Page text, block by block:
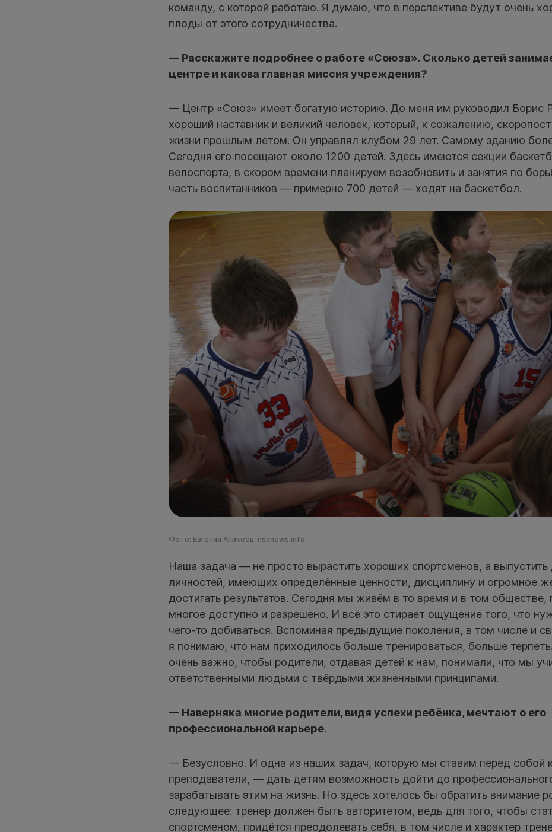
команду, с которой работаю. Я думаю, что в перспективе будут очень
плоды от этого сотрудничества.
— Расскажите подробнее о работе «Союза». Сколько детей
центре и какова главная миссия учреждения?
— Центр «Союз» имеет богатую историю. До меня им руководил Борис
хороший наставник и великий человек, который, к сожалению,
жизни прошлым летом. Он управлял клубом 29 лет. Самому зданию
Сегодня его посещают около 1200 детей. Здесь имеются секции
велоспорта, в скором времени планируем возобновить и занятия по
часть воспитанников — примерно 700 детей — ходят на баскетбол.
Фото: Евгений Аникеев, nsknews.info
Наша задача — не просто вырастить хороших спортсменов, а выпустить
личностей, имеющих определённые ценности, дисциплину и огромное
достигать результатов. Сегодня мы живём в то время и в том обществе,
многое доступно и разрешено. И всё это стирает ощущение того, что
чего-то добиваться. Вспоминая предыдущие поколения, в том числе и
я понимаю, что нам приходилось больше тренироваться, больше
очень важно, чтобы родители, отдавая детей к нам, понимали, что мы
ответственными людьми с твёрдыми жизненными принципами.
— Наверняка многие родители, видя успехи ребёнка, мечтают о его
профессиональной карьере.
— Безусловно. И одна из наших задач, которую мы ставим перед собой
преподаватели, — дать детям возможность дойти до
зарабатывать этим на жизнь. Но здесь хотелось бы обратить внимание
следующее: тренер должен быть авторитетом, ведь для того, чтобы
спортсменом, придётся преодолевать себя, в том числе и характер